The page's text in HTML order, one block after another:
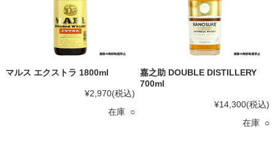
マルス エクストラ 1800ml
¥2,970(税込)
在庫 ○
嘉之助 DOUBLE DISTILLERY
700ml
¥14,300(税込)
在庫 ○